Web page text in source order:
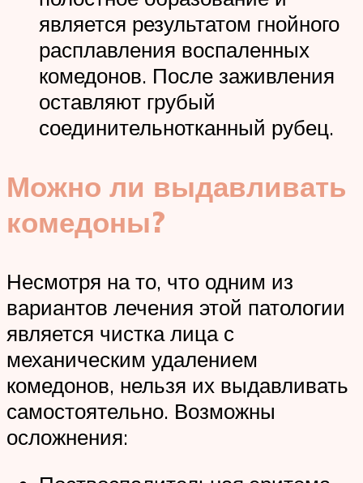
является результатом гнойного
расплавления воспаленных
комедонов. После заживления
оставляют грубый
соединительнотканный рубец.
Можно ли выдавливать
комедоны?
Несмотря на то, что одним из
вариантов лечения этой патологии
является чистка лица с
механическим удалением
комедонов, нельзя их выдавливать
самостоятельно. Возможны
осложнения: